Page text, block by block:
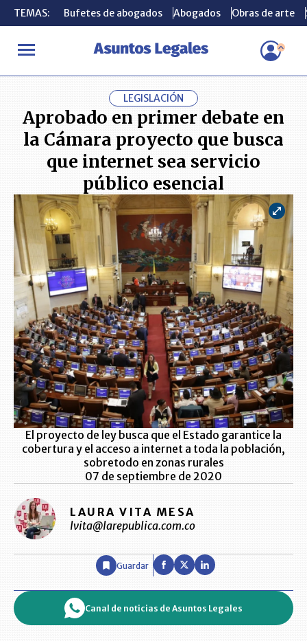
TEMAS: Bufetes de abogados Abogados Obras de arte
INICIO ACTUALIDAD Aprobado en primer debate en la
TEMAS: Bufetes de abogados Abogados Obras de arte
LEGISLACIÓN
Aprobado en primer debate en
la Cámara proyecto que busca
que internet sea servicio
público esencial
El proyecto de ley busca que el Estado garantice la
cobertura y el acceso a internet a toda la población,
sobretodo en zonas rurales
07 de septiembre de 2020
LAURA VITA MESA
lvita@larepublica.com.co
Guardar
Canal de noticias de Asuntos Legales